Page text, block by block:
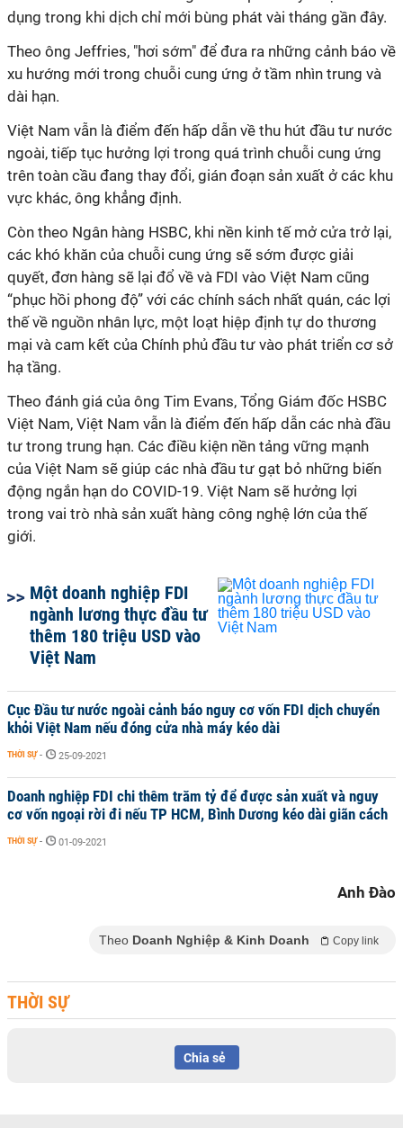
dụng trong khi dịch chỉ mới bùng phát vài tháng gần đây.
Theo ông Jeffries, "hơi sớm" để đưa ra những cảnh báo về
xu hướng mới trong chuỗi cung ứng ở tầm nhìn trung và
dài hạn.
Việt Nam vẫn là điểm đến hấp dẫn về thu hút đầu tư nước
ngoài, tiếp tục hưởng lợi trong quá trình chuỗi cung ứng
trên toàn cầu đang thay đổi, gián đoạn sản xuất ở các khu
vực khác, ông khẳng định.
Còn theo Ngân hàng HSBC, khi nền kinh tế mở cửa trở lại,
các khó khăn của chuỗi cung ứng sẽ sớm được giải
quyết, đơn hàng sẽ lại đổ về và FDI vào Việt Nam cũng
“phục hồi phong độ” với các chính sách nhất quán, các lợi
thế về nguồn nhân lực, một loạt hiệp định tự do thương
mại và cam kết của Chính phủ đầu tư vào phát triển cơ sở
hạ tầng.
Theo đánh giá của ông Tim Evans, Tổng Giám đốc HSBC
Việt Nam, Việt Nam vẫn là điểm đến hấp dẫn các nhà đầu
tư trong trung hạn. Các điều kiện nền tảng vững mạnh
của Việt Nam sẽ giúp các nhà đầu tư gạt bỏ những biến
động ngắn hạn do COVID-19. Việt Nam sẽ hưởng lợi
trong vai trò nhà sản xuất hàng công nghệ lớn của thế
giới.
Một doanh nghiệp FDI
ngành lương thực đầu tư
thêm 180 triệu USD vào
Việt Nam
Cục Đầu tư nước ngoài cảnh báo nguy cơ vốn FDI dịch chuyển
khỏi Việt Nam nếu đóng cửa nhà máy kéo dài
THỜI SỰ - 25-09-2021
Doanh nghiệp FDI chi thêm trăm tỷ để được sản xuất và nguy
cơ vốn ngoại rời đi nếu TP HCM, Bình Dương kéo dài giãn cách
THỜI SỰ - 01-09-2021
Anh Đào
Theo Doanh Nghiệp & Kinh Doanh Copy link
THỜI SỰ
Chia sẻ